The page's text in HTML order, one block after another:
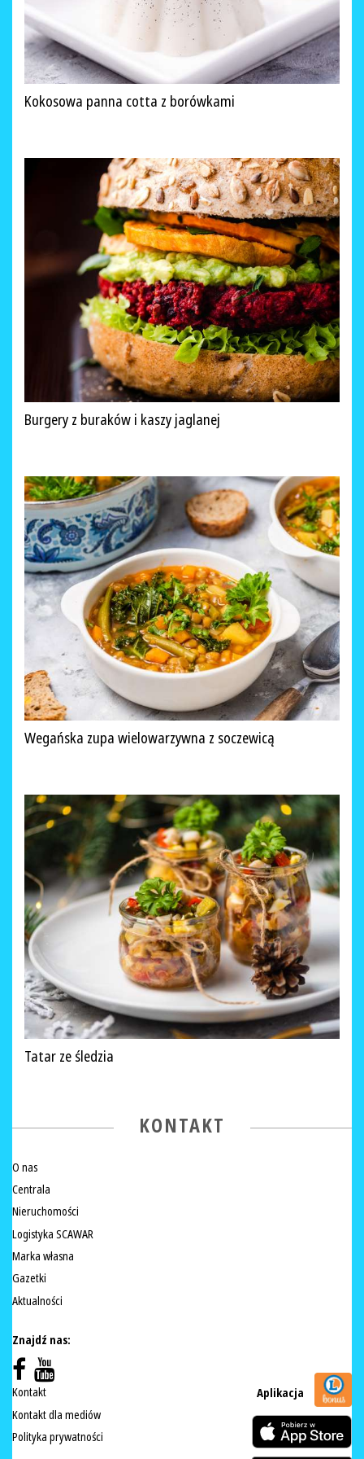
Kokosowa panna cotta z borówkami
Burgery z buraków i kaszy jaglanej
Wegańska zupa wielowarzywna z soczewicą
Tatar ze śledzia
KONTAKT
O nas
Centrala
Nieruchomości
Logistyka SCAWAR
Marka własna
Gazetki
Aktualności
Znajdź nas:
Kontakt
Kontakt dla mediów
Polityka prywatności
Aplikacja